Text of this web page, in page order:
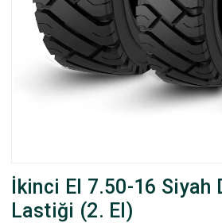
İkinci El 7.50-16
Lastiği (2. El)